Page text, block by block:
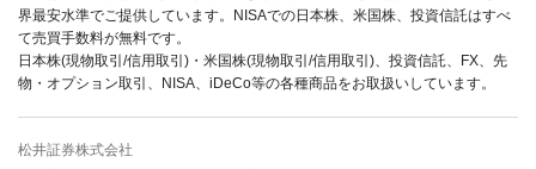
界最安水準でご提供しています。NISAでの日本株、米国株、投資信託はすべ
て売買手数料が無料です。
日本株(現物取引/信用取引)・米国株(現物取引/信用取引)、投資信託、FX、先
物・オプション取引、NISA、iDeCo等の各種商品をお取扱いしています。
松井証券株式会社